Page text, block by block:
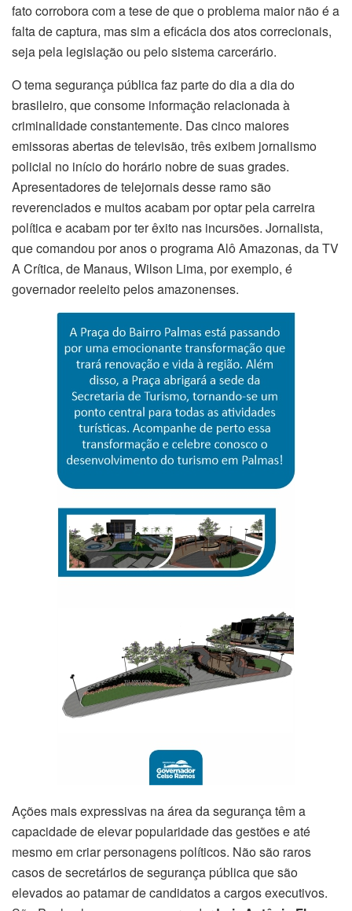
fato corrobora com a tese de que o problema maior não é a
falta de captura, mas sim a eficácia dos atos correcionais,
seja pela legislação ou pelo sistema carcerário.
O tema segurança pública faz parte do dia a dia do
brasileiro, que consome informação relacionada à
criminalidade constantemente. Das cinco maiores
emissoras abertas de televisão, três exibem jornalismo
policial no início do horário nobre de suas grades.
Apresentadores de telejornais desse ramo são
reverenciados e muitos acabam por optar pela carreira
política e acabam por ter êxito nas incursões. Jornalista,
que comandou por anos o programa Alô Amazonas, da TV
A Crítica, de Manaus, Wilson Lima, por exemplo, é
governador reeleito pelos amazonenses.
Ações mais expressivas na área da segurança têm a
capacidade de elevar popularidade das gestões e até
mesmo em criar personagens políticos. Não são raros
casos de secretários de segurança pública que são
elevados ao patamar de candidatos a cargos executivos.